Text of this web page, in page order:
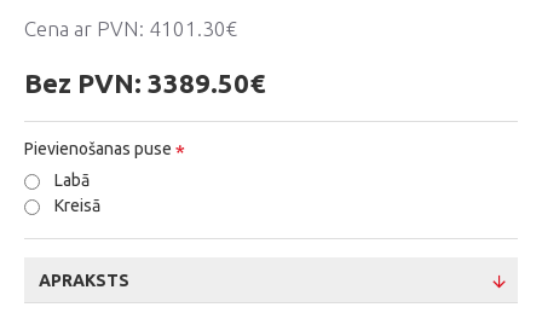
Cena ar PVN: 4101.30€
Bez PVN: 3389.50€
Pievienošanas puse
Labā
Kreisā
APRAKSTS